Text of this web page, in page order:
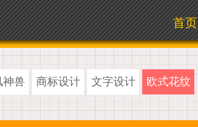
首页
神兽 商标设计 文字设计 欧式花纹